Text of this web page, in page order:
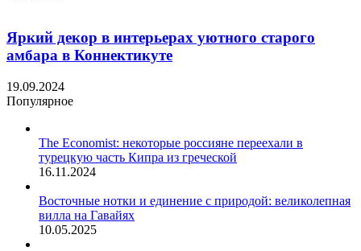
Яркий декор в интерьерах уютного старого
амбара в Коннектикуте
19.09.2024
Популярное
The Economist: некоторые россияне переехали в
турецкую часть Кипра из греческой
16.11.2024
Восточные нотки и единение с природой: великолепная
вилла на Гавайях
10.05.2025